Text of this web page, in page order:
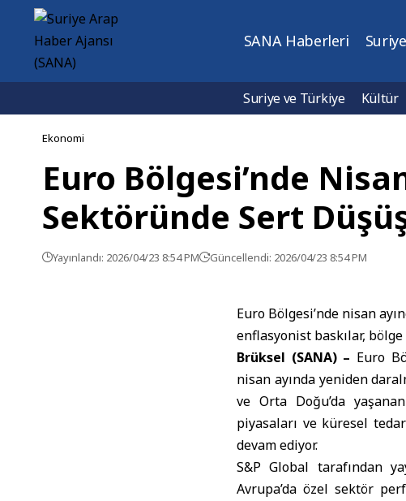
SANA Haberleri Suriye
Suriye ve Türkiye Kültür
Ekonomi
Euro Bölgesi’nde
Sektöründe Sert
Yayınlandı: 2026/04/23 8:54 PM Güncellendi: 2026/04/23 8:54 PM
Euro Bölgesi’nde nisan
enflasyonist baskılar,
Brüksel (SANA) – Euro
nisan ayında yeniden
veOrta Doğu’da
piyasaları ve küresel
devam ediyor.
S&P Global tarafından
Avrupa’da özel sektör